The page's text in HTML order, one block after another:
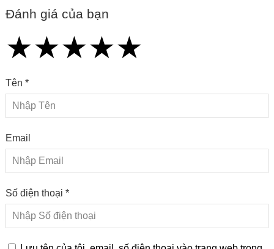
Đánh giá của bạn
★
★★
★★★
★★★★
★★★★★
Tên *
Email
Số điện thoại *